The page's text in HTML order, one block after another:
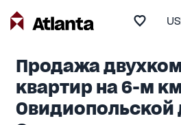
Продажа
квартир на 6-м
Овидиопольской